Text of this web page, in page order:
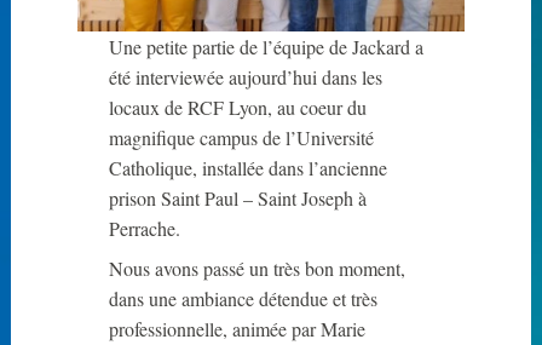
Une petite partie de l’équipe de Jackard a
été interviewée aujourd’hui dans les
locaux de RCF Lyon, au coeur du
magnifique campus de l’Université
Catholique, installée dans l’ancienne
prison Saint Paul – Saint Joseph à
Perrache.
Nous avons passé un très bon moment,
dans une ambiance détendue et très
professionnelle, animée par Marie